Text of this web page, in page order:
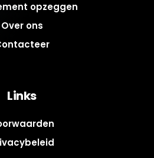
opzeggen
Over ons
Links